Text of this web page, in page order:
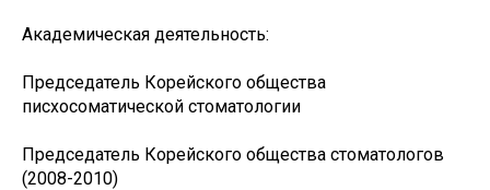
Академическая деятельность:
Председатель Корейского общества
писхосоматической стоматологии
Председатель Корейского общества стоматологов
(2008-2010)